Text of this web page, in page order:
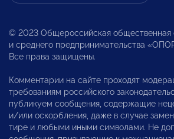
© 2023 Общероссийская общественная
и среднего предпринимательства
Все права защищены.
Комментарии на сайте проходят
требованиям российского
публикуем сообщения, содержащие
и/или оскорбления, даже в случае
тире и любыми иными символами. Не